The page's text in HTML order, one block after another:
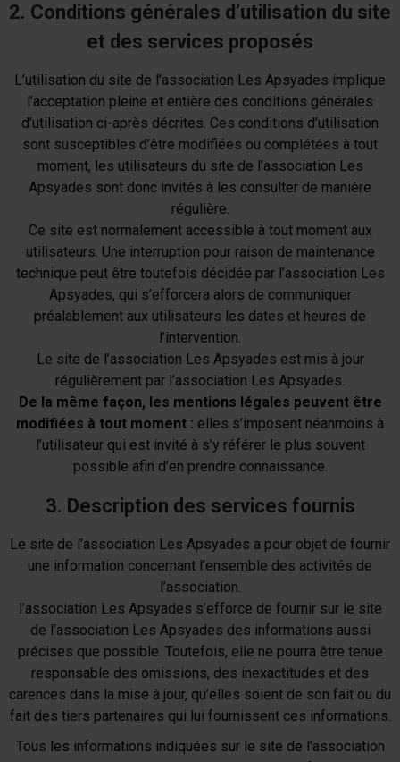
2. Conditions générales d’utilisation du site
et des services proposés
L’utilisation du site de l’association Les Apsyades implique
l’acceptation pleine et entière des conditions générales
d’utilisation ci-après décrites. Ces conditions d’utilisation
sont susceptibles d’être modifiées ou complétées à tout
moment, les utilisateurs du site de l’association Les
Apsyades sont donc invités à les consulter de manière
régulière.
Ce site est normalement accessible à tout moment aux
utilisateurs. Une interruption pour raison de maintenance
technique peut être toutefois décidée par l’association Les
Apsyades, qui s’efforcera alors de communiquer
préalablement aux utilisateurs les dates et heures de
l’intervention.
Le site de l’association Les Apsyades est mis à jour
régulièrement par l’association Les Apsyades.
De la même façon, les mentions légales peuvent être
modifiées à tout moment : elles s’imposent néanmoins à
l’utilisateur qui est invité à s’y référer le plus souvent
possible afin d’en prendre connaissance.
3. Description des services fournis
Le site de l’association Les Apsyades a pour objet de fournir
une information concernant l’ensemble des activités de
l’association.
l’association Les Apsyades s’efforce de fournir sur le site
de l’association Les Apsyades des informations aussi
précises que possible. Toutefois, elle ne pourra être tenue
responsable des omissions, des inexactitudes et des
carences dans la mise à jour, qu’elles soient de son fait ou du
fait des tiers partenaires qui lui fournissent ces informations.
Tous les informations indiquées sur le site de l’association